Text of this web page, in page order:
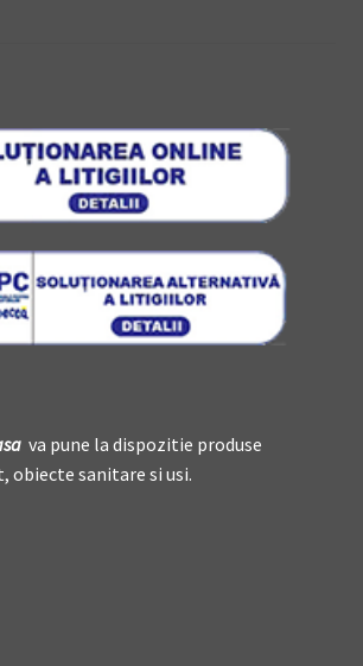
va pune la dispozitie produse
obiecte sanitare si usi.